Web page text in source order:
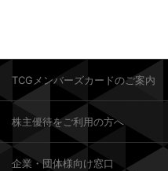
TCGメンバーズカードのご案内
株主優待をご利用の方へ
企業・団体様向け窓口